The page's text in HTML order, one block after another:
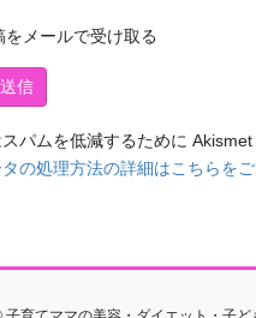
をメールで受け取る
パムを低減するために Akismet
の処理方法の詳細はこちらを